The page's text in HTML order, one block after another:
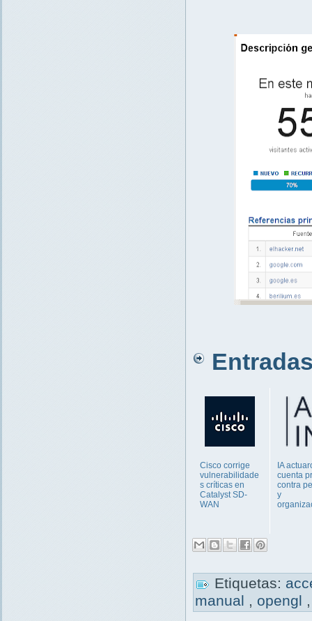
Entradas
Cisco corrige
vulnerabilidade
s críticas en
Catalyst SD-
WAN
IA
cuenta
contra
y
Etiquetas:
manual , opengl